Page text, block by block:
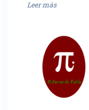
Leer más